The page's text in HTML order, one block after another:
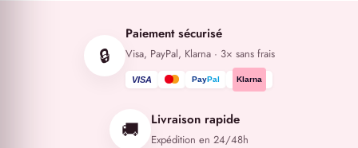
🔒
Paiement sécurisé
Visa, PayPal, Klarna · 3× sans frais
VISA PayPal Klarna
🚚 Livraison rapide
Expédition en 24/48h